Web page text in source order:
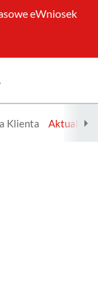
eWniosek
Klienta